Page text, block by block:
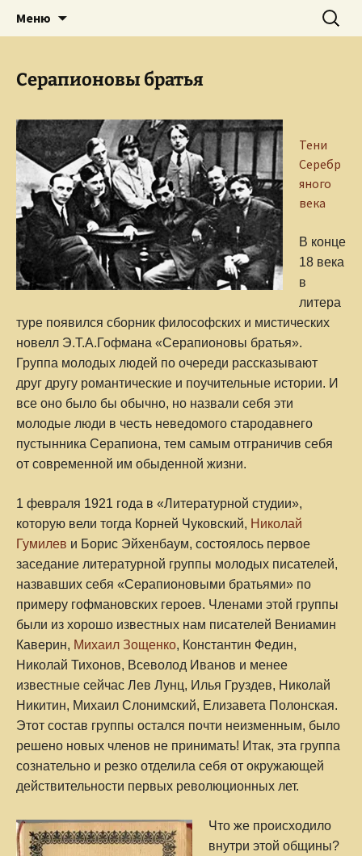
Сайт Ольги Грибановой
Творческое пространство писателя,
поэта, публициста, литературоведа
Меню Найти:
Серапионовы братья
Тени
Серебр
яного
века
В конце
18 века
в
литера
туре появился сборник философских и мистических
новелл Э.Т.А.Гофмана «Серапионовы братья».
Группа молодых людей по очереди рассказывают
друг другу романтические и поучительные истории. И
все оно было бы обычно, но назвали себя эти
молодые люди в честь неведомого стародавнего
пустынника Серапиона, тем самым отграничив себя
от современной им обыденной жизни.
1 февраля 1921 года в «Литературной студии»,
которую вели тогда Корней Чуковский, Николай
Гумилев и Борис Эйхенбаум, состоялось первое
заседание литературной группы молодых писателей,
назвавших себя «Серапионовыми братьями» по
примеру гофмановских героев. Членами этой группы
были из хорошо известных нам писателей Вениамин
Каверин, Михаил Зощенко, Константин Федин,
Николай Тихонов, Всеволод Иванов и менее
известные сейчас Лев Лунц, Илья Груздев, Николай
Никитин, Михаил Слонимский, Елизавета Полонская.
Этот состав группы остался почти неизменным, было
решено новых членов не принимать! Итак, эта группа
сознательно и резко отделила себя от окружающей
действительности первых революционных лет.
Что же происходило
внутри этой общины?